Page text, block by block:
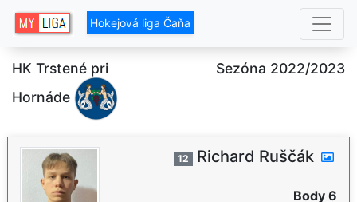
Hokejová liga Čaňa
HK Trstené pri
Hornáde
Sezóna 2022/2023
12 Richard Ruščák
Body 6